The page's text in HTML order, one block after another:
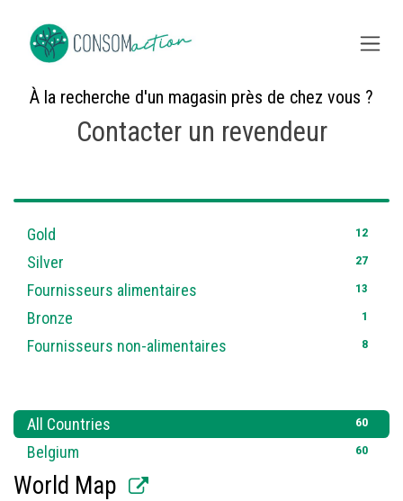
À la recherche d'un magasin près de chez vous ?
Contacter un revendeur
12
Gold
27
Silver
13
Fournisseurs alimentaires
1
Bronze
8
Fournisseurs non-alimentaires
60
All Countries
60
Belgium
World Map